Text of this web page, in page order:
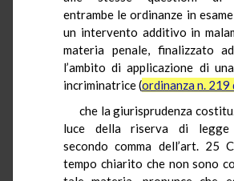
entrambe le ordinanze in
un intervento additivo in
materia penale, finalizzato
l’ambito di applicazione di
incriminatrice (ordinanza n. 219
che la giurisprudenza
luce della riserva di
secondo comma dell’art. 25
tempo chiarito che non sono